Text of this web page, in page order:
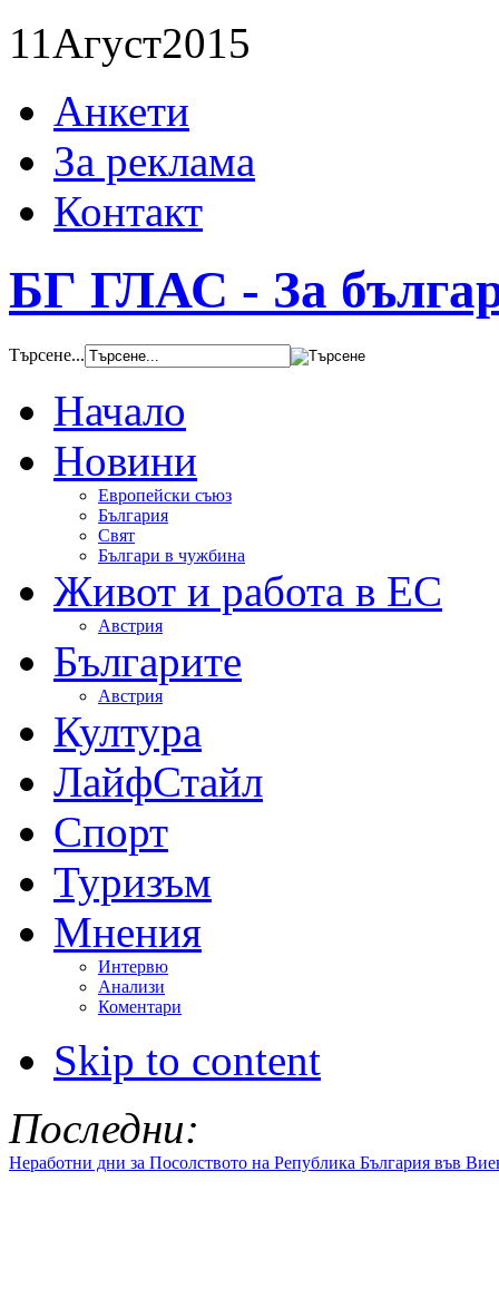
11Агуст2015
Анкети
За реклама
Контакт
БГ ГЛАС - За
Търсене...
Начало
Новини
Европейски съюз
България
Свят
Българи в чужбина
Живот и работа в ЕС
Австрия
Българите
Австрия
Култура
ЛайфСтайл
Спорт
Туризъм
Мнения
Интервю
Анализи
Коментари
Skip to content
Последни:
Неработни дни за Посолството на Република България във